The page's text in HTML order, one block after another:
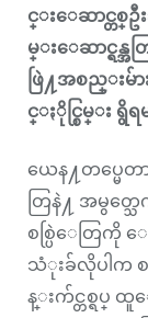
င္းေဆာင္တစ္
မ္းေဆာင္ရန္
ဖြဲ႔အစည္းမ်ာ
င္ႏိုင္စြမ္း ရွိရ
ယေန႔တပ္မေ
တြနဲ႔ အမွတ္
စစ္ပြဲေတြကို
သံုးခ်လိုပါက စစ္
န္းက်င္တစ္ရပ္